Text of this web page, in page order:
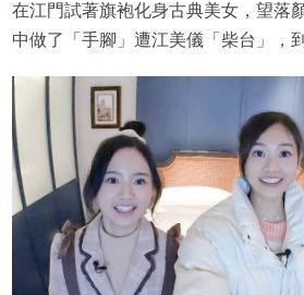
在江門試著旗袍化身古典美女，望落
中做了「手腳」遭江美儀「柴台」，